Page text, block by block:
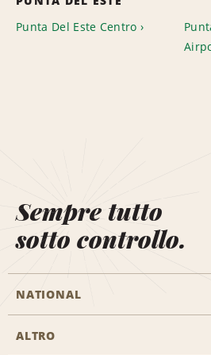
Punta Del Este Centro
Sempre tutto
sotto controllo.
NATIONAL
Inizia una prenotazione
ALTRO